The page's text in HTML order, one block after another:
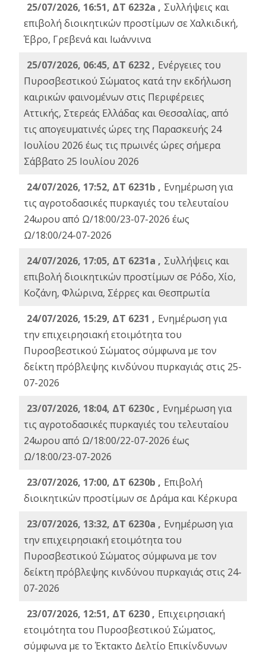
25/07/2026, 16:51, ΔΤ 6232a , Συλλήψεις και
επιβολή διοικητικών προστίμων σε Χαλκιδική,
Έβρο, Γρεβενά και Ιωάννινα
25/07/2026, 06:45, ΔΤ 6232 , Ενέργειες του
Πυροσβεστικού Σώματος κατά την εκδήλωση
καιρικών φαινομένων στις Περιφέρειες
Αττικής, Στερεάς Ελλάδας και Θεσσαλίας, από
τις απογευματινές ώρες της Παρασκευής 24
Ιουλίου 2026 έως τις πρωινές ώρες σήμερα
Σάββατο 25 Ιουλίου 2026
24/07/2026, 17:52, ΔΤ 6231b , Ενημέρωση για
τις αγροτοδασικές πυρκαγιές του τελευταίου
24ωρου από Ω/18:00/23-07-2026 έως
Ω/18:00/24-07-2026
24/07/2026, 17:05, ΔΤ 6231a , Συλλήψεις και
επιβολή διοικητικών προστίμων σε Ρόδο, Χίο,
Κοζάνη, Φλώρινα, Σέρρες και Θεσπρωτία
24/07/2026, 15:29, ΔΤ 6231 , Ενημέρωση για
την επιχειρησιακή ετοιμότητα του
Πυροσβεστικού Σώματος σύμφωνα με τον
δείκτη πρόβλεψης κινδύνου πυρκαγιάς στις 25-
07-2026
23/07/2026, 18:04, ΔΤ 6230c , Ενημέρωση για
τις αγροτοδασικές πυρκαγιές του τελευταίου
24ωρου από Ω/18:00/22-07-2026 έως
Ω/18:00/23-07-2026
23/07/2026, 17:00, ΔΤ 6230b , Επιβολή
διοικητικών προστίμων σε Δράμα και Κέρκυρα
23/07/2026, 13:32, ΔΤ 6230a , Ενημέρωση για
την επιχειρησιακή ετοιμότητα του
Πυροσβεστικού Σώματος σύμφωνα με τον
δείκτη πρόβλεψης κινδύνου πυρκαγιάς στις 24-
07-2026
23/07/2026, 12:51, ΔΤ 6230 , Επιχειρησιακή
ετοιμότητα του Πυροσβεστικού Σώματος,
σύμφωνα με το Έκτακτο Δελτίο Επικίνδυνων